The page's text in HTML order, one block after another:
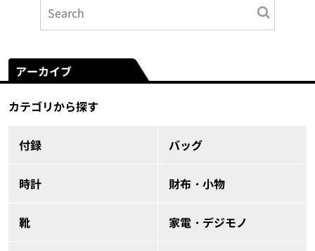
アーカイブ
カテゴリから探す
付録 バッグ
時計 財布・小物
靴 家電・デジモノ